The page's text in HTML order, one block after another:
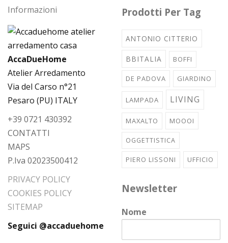
Informazioni
AccaDueHome
Atelier Arredamento
Via del Carso n°21
Pesaro (PU) ITALY
+39 0721 430392
CONTATTI
MAPS
P.Iva 02023500412
PRIVACY POLICY
COOKIES POLICY
SITEMAP
Seguici @accaduehome
Prodotti Per Tag
ANTONIO CITTERIO
BBITALIA BOFFI
DE PADOVA GIARDINO
LAMPADA LIVING
MAXALTO MOOOI
OGGETTISTICA
PIERO LISSONI UFFICIO
Newsletter
Nome